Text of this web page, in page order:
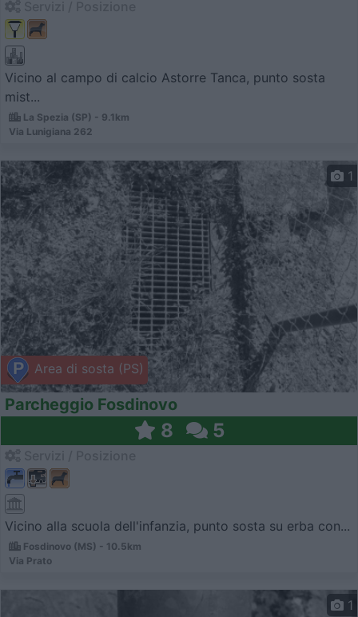
Vicino al campo di calcio Astorre Tanca, punto sosta
mist...
La Spezia (SP) - 9.1km
Via Lunigiana 262
Area di sosta (PS)
1
Parcheggio Fosdinovo
8 5
Vicino alla scuola dell'infanzia, punto sosta su erba con...
Fosdinovo (MS) - 10.5km
Via Prato
1